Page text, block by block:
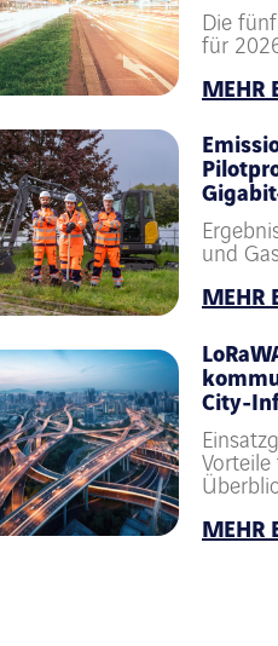
Die
für
MEHR
und
MEHR
City-
MEHR